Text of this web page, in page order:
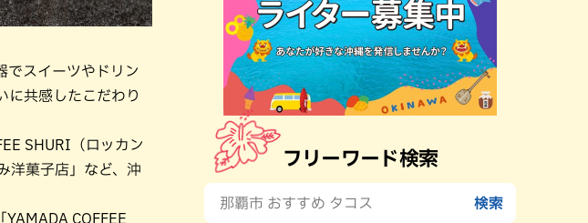
でスイーツやドリン
に共感したこだわり
SHURI（ロッカン
洋菓子店」など、沖
COFFEE
フリーワード検索